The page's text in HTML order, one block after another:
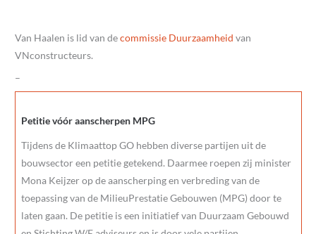
Van Haalen is lid van decommissie Duurzaamheid van
VNconstructeurs.
–
Petitie vóór aanscherpen MPG
Tijdens de Klimaattop GO hebben diverse partijen uit de
bouwsector een petitie getekend. Daarmee roepen zij minister
Mona Keijzer op de aanscherping en verbreding van de
toepassing van de MilieuPrestatie Gebouwen (MPG) door te
laten gaan. De petitie is een initiatief van Duurzaam Gebouwd